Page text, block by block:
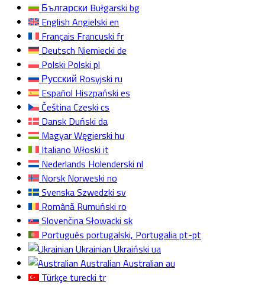
Български Bułgarski bg
English Angielski en
Français Francuski fr
Deutsch Niemiecki de
Polski Polski pl
Русский Rosyjski ru
Español Hiszpański es
ČeštinaCzeski cs
Dansk Duński da
MagyarWęgierski hu
Italiano Włoski it
Nederlands Holenderski nl
Norsk Norweski no
SvenskaSzwedzki sv
Română Rumuński ro
SlovenčinaSłowacki sk
Português portugalski, Portugaliapt-pt
Ukrainian Ukraiński ua
Australian Australian au
Türkçe turecki tr